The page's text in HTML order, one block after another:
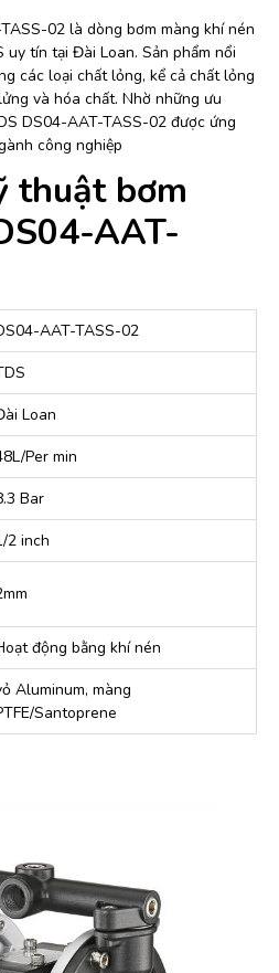
02 là dòng bơm màng khí nén
tín tại Đài Loan. Sản phẩm nổi
các loại chất lỏng, kể cả chất lỏng
và hóa chất. Nhờ những ưu
DS04-AAT-TASS-02 được ứng
công nghiệp
thuật bơm
AAT-
AAT-TASS-02
Loan
Per min
Bar
2 inch
động bằng khí nén
Aluminum, màng
Santoprene